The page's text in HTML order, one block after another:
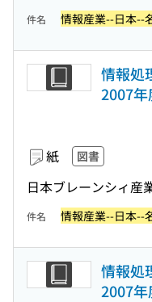
件名 情報産業--日本--
情報処
2007
紙 図書
日本ブレーンシィ産
件名 情報産業--日本--
情報処
2007